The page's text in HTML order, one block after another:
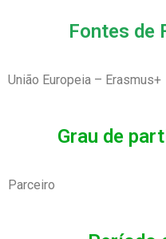
Fontes de
União Europeia – Erasmus+
Grau de
Parceiro